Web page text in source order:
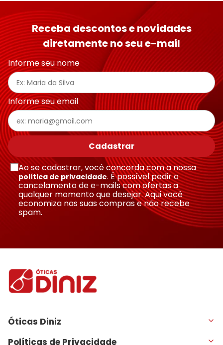
Receba descontos e novidades
diretamente no seu e-mail
Informe seu nome
Informe seu email
Cadastrar
Ao se cadastrar, você concorda com a nossa
política de privacidade. É possível pedir o
cancelamento de e-mails com ofertas a
qualquer momento que desejar. Aqui você
economiza nas suas compras e não recebe
spam.
Óticas Diniz
Políticas de Privacidade